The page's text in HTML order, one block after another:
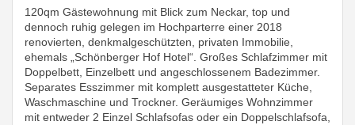
120qm Gästewohnung mit Blick zum Neckar, top und
dennoch ruhig gelegen im Hochparterre einer 2018
renovierten, denkmalgeschützten, privaten Immobilie,
ehemals „Schönberger Hof Hotel“. Großes Schlafzimmer mit
Doppelbett, Einzelbett und angeschlossenem Badezimmer.
Separates Esszimmer mit komplett ausgestatteter Küche,
Waschmaschine und Trockner. Geräumiges Wohnzimmer
mit entweder 2 Einzel Schlafsofas oder ein Doppelschlafsofa,